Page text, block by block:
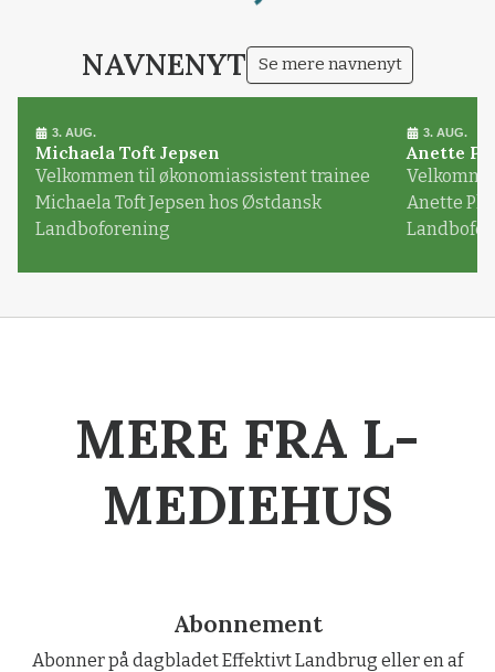
NAVNENYT Se mere navnenyt
3. AUG.
Michaela Toft Jepsen
Velkommen til økonomiassistent trainee
Michaela Toft Jepsen hos Østdansk
Landboforening
3. AUG.
Anette
Anette
MERE FRA L-
MEDIEHUS
Abonnement
Abonner på dagbladet Effektivt Landbrug eller en af